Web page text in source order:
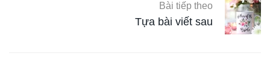
Bài tiếp theo
Tựa bài viết sau